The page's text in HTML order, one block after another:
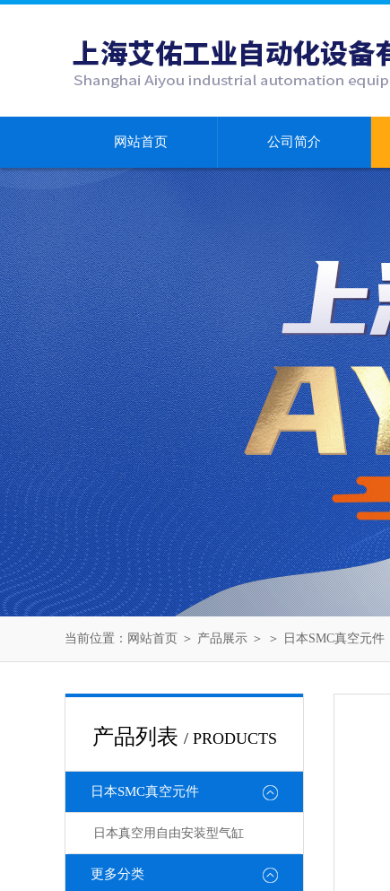
网站首页 公司简介
当前位置： 网站首页 ＞ 产品展示 ＞ ＞ 日本SMC真空元件
产品列表 / PRODUCTS
日本SMC真空元件
日本真空用自由安装型气缸
更多分类